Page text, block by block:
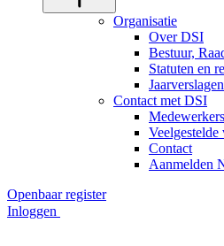
Organisatie
Over DSI
Bestuur,
Statuten en
Jaarverslagen
Contact met DSI
Medewerkers
Veelgestelde
Contact
Aanmelden
Openbaar register
Inloggen